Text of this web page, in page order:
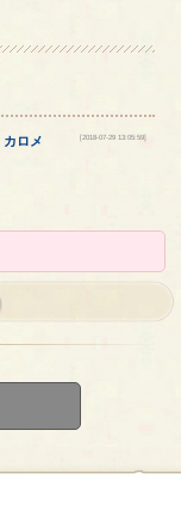
カロメ
[2018-07-29 13:05:59]